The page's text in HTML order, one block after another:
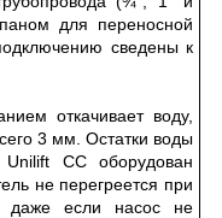
для переносной
сведены к
откачивает воду,
3 мм. Остатки воды
CC оборудован
не перегреется при
даже если насос не